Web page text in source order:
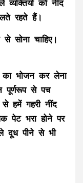
को नींद
रहते हैं।
सोना चाहिए।
का भोजन कर लेना
पूर्णरूप से पच
हमें गहरी नींद
पेट भरा होने पर
दूध पीने से भी